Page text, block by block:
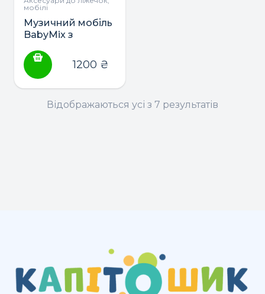
мобілі
Музичний мобіль
BabyMix з
іграшкою (в
асортименті)
1200 ₴
Відображаються усі з 7 результатів